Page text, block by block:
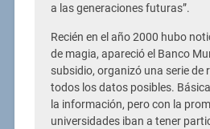
a las generaciones futuras”.
Recién en el año 2000 hubo
de magia, apareció el Banco
subsidio, organizó una serie de
todos los datos posibles.
la información, pero con la
universidades iban a tener